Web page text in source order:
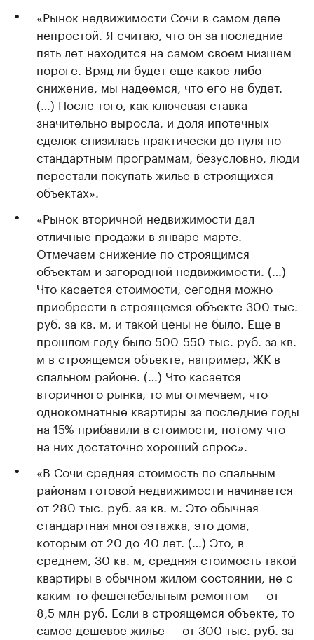
«Рынок недвижимости Сочи в самом деле
непростой. Я считаю, что он за последние
пять лет находится на самом своем низшем
пороге. Вряд ли будет еще какое-либо
снижение, мы надеемся, что его не будет.
(…) После того, как ключевая ставка
значительно выросла, и доля ипотечных
сделок снизилась практически до нуля по
стандартным программам, безусловно, люди
перестали покупать жилье в строящихся
объектах».
«Рынок вторичной недвижимости дал
отличные продажи в январе-марте.
Отмечаем снижение по строящимся
объектам и загородной недвижимости. (…)
Что касается стоимости, сегодня можно
приобрести в строящемся объекте 300 тыс.
руб. за кв. м, и такой цены не было. Еще в
прошлом году было 500-550 тыс. руб. за кв.
м в строящемся объекте, например, ЖК в
спальном районе. (…) Что касается
вторичного рынка, то мы отмечаем, что
однокомнатные квартиры за последние годы
на 15% прибавили в стоимости, потому что
на них достаточно хороший спрос».
«В Сочи средняя стоимость по спальным
районам готовой недвижимости начинается
от 280 тыс. руб. за кв. м. Это обычная
стандартная многоэтажка, это дома,
которым от 20 до 40 лет. (…) Это, в
среднем, 30 кв. м, средняя стоимость такой
квартиры в обычном жилом состоянии, не с
каким-то фешенебельным ремонтом — от
8,5 млн руб. Если в строящемся объекте, то
самое дешевое жилье — от 300 тыс. руб. за